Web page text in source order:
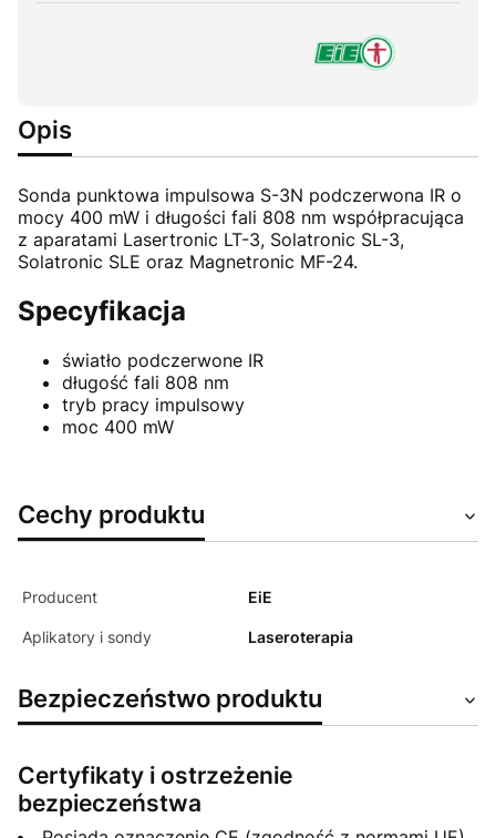
Opis
Sonda punktowa impulsowa S-3N podczerwona IR o
mocy 400 mW i długości fali 808 nm współpracująca
z aparatami Lasertronic LT-3, Solatronic SL-3,
Solatronic SLE oraz Magnetronic MF-24.
Specyfikacja
światło podczerwone IR
długość fali 808 nm
tryb pracy impulsowy
moc 400 mW
Cechy produktu
Producent EiE
Aplikatory i sondy Laseroterapia
Bezpieczeństwo produktu
Certyfikaty i ostrzeżenie
bezpieczeństwa